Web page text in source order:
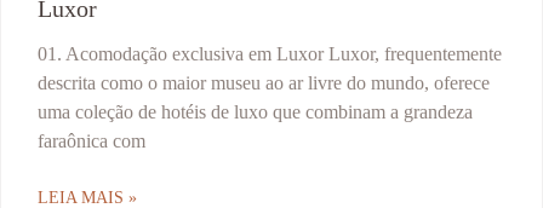
Luxor
01. Acomodação exclusiva em Luxor Luxor, frequentemente
descrita como o maior museu ao ar livre do mundo, oferece
uma coleção de hotéis de luxo que combinam a grandeza
faraônica com
LEIA MAIS »